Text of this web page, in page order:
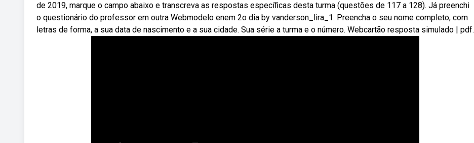
de 2019, marque o campo abaixo e transcreva as respostas especíﬁcas desta turma (questões de 117 a 128). Já preenchi
o questionário do professor em outra Webmodelo enem 2o dia by vanderson_lira_1. Preencha o seu nome completo, com
letras de forma, a sua data de nascimento e a sua cidade. Sua série a turma e o número. Webcartão resposta simulado | pdf.